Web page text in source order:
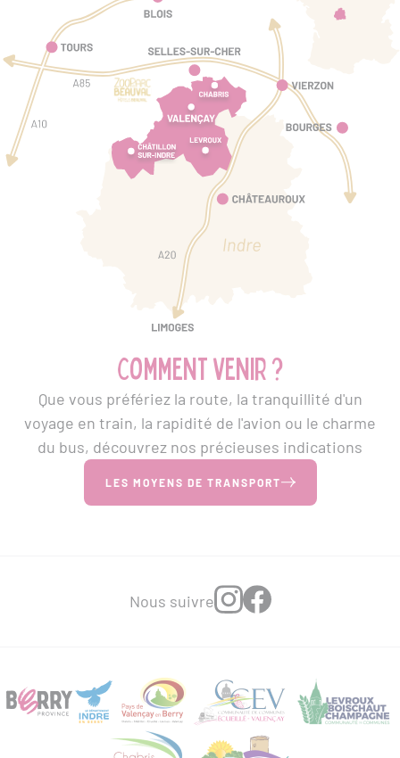
Comment venir ?
Que vous préfériez la route, la tranquillité d'un
voyage en train, la rapidité de l'avion ou le charme
du bus, découvrez nos précieuses indications
LES MOYENS DE TRANSPORT
Nous suivre